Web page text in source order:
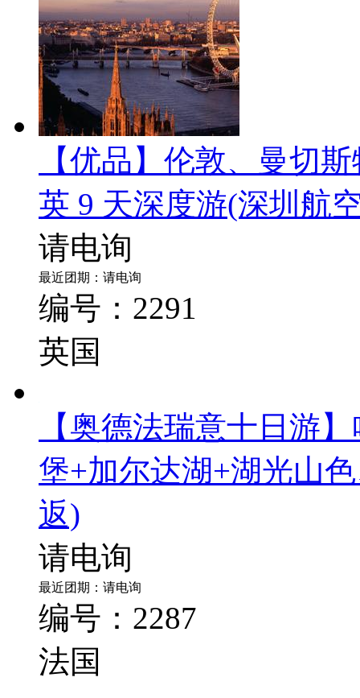
最近团期：请电询
编号：2289
意大利
【优品】伦敦、曼切
英 9 天深度游
请电询
编号：2291
英国
【奥德法瑞意十日游
堡+加尔达湖+湖光山
返)
请电询